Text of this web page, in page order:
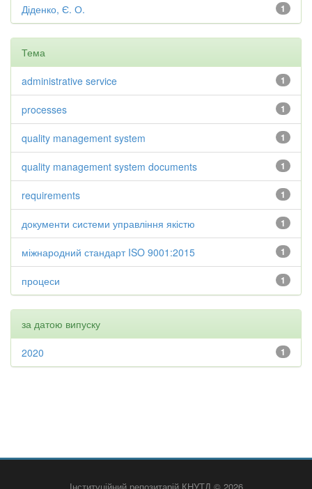
1
Діденко, Є. О.
Тема
1
administrative service
1
processes
1
quality management system
1
quality management system documents
1
requirements
1
документи системи управління якістю
1
міжнародний стандарт ISO 9001:2015
1
процеси
за датою випуску
1
2020